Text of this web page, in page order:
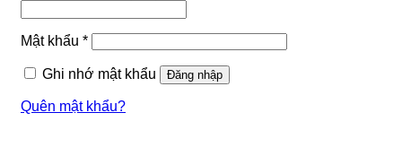
Mật khẩu *Bắt
Ghi nhớ mật khẩu
Đăng nhập
Quên mật khẩu?